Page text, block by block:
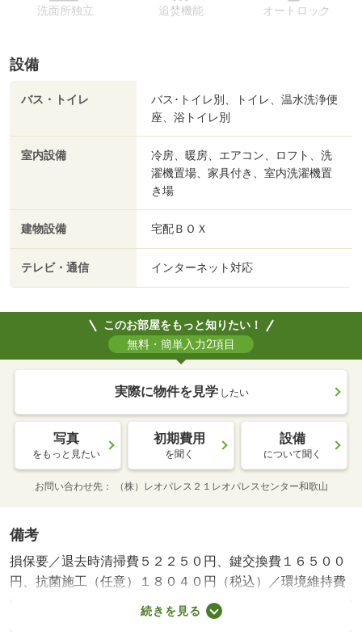
洗面所独立 追焚機能 オートロック
設備
バス・トイレ
バス･トイレ別、トイレ、温水洗浄便
座、浴トイレ別
室内設備
冷房、暖房、エアコン、ロフト、洗
濯機置場、家具付き、室内洗濯機置
き場
建物設備 宅配ＢＯＸ
テレビ・通信 インターネット対応
このお部屋をもっと知りたい！
無料・簡単入力2項目
実際に物件を見学 したい
写真
をもっと見たい
初期費用
を聞く
設備
について聞く
お問い合わせ先 （株）レオパレス２１レオパレスセンター和歌山
備考
損保要／退去時清掃費５２２５０円、鍵交換費１６５００
円、抗菌施工（任意）１８０４０円（税込）／環境維持費
５５０円／月、更新手数料１６５００円／２年（税込）／
保証会社利用必：保証料：５０９９０円（契約内容により
続きを見る